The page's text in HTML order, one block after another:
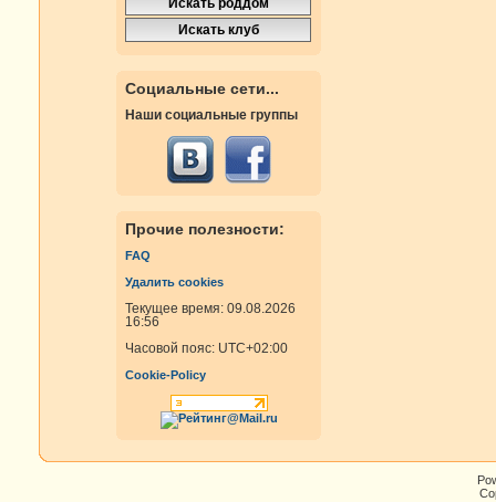
Социальные сети...
Наши социальные группы
Прочие полезности:
FAQ
Удалить cookies
Текущее время: 09.08.2026
16:56
Часовой пояс: UTC+02:00
Cookie-Policy